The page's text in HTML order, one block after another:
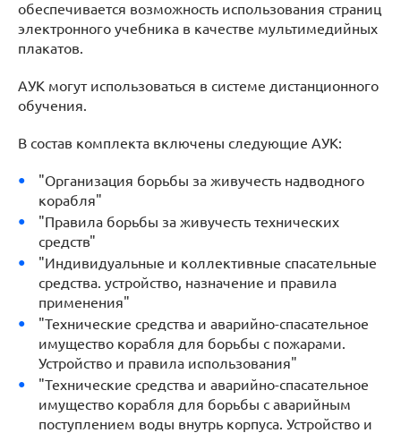
обеспечивается возможность использования страниц
электронного учебника в качестве мультимедийных
плакатов.
АУК могут использоваться в системе дистанционного
обучения.
В состав комплекта включены следующие АУК:
"Организация борьбы за живучесть надводного
корабля"
"Правила борьбы за живучесть технических
средств"
"Индивидуальные и коллективные спасательные
средства. устройство, назначение и правила
применения"
"Технические средства и аварийно-спасательное
имущество корабля для борьбы с пожарами.
Устройство и правила использования"
"Технические средства и аварийно-спасательное
имущество корабля для борьбы с аварийным
поступлением воды внутрь корпуса. Устройство и